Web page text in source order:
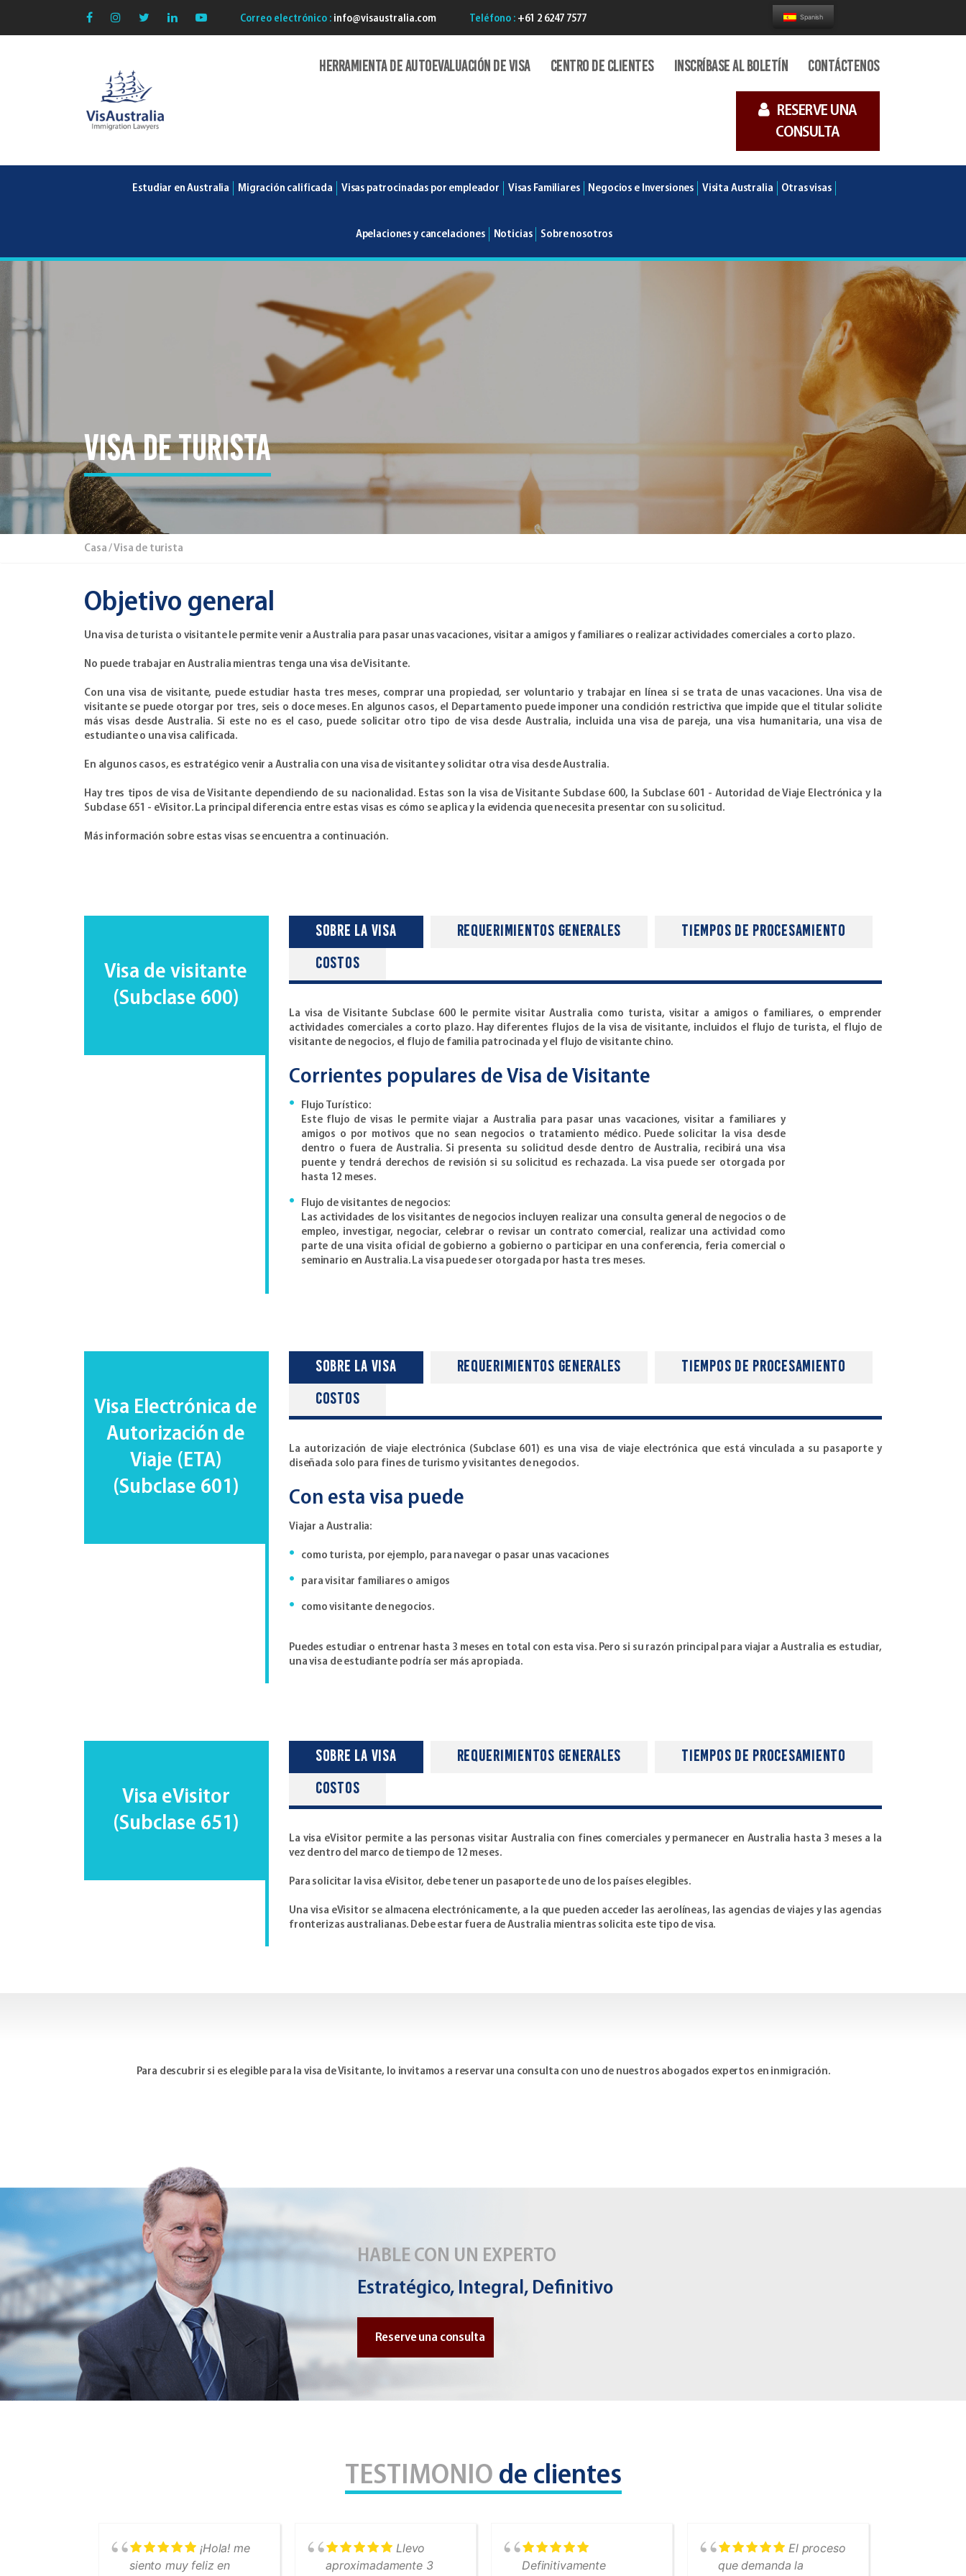
Correo electrónico :info@visaustralia.com Teléfono :+61 2 6247 7577
Herramienta de autoevaluación de Visa Centro de clientes Inscríbase al boletín Contáctenos
RESERVE UNA
CONSULTA
Estudiar en Australia Migración calificada Visas patrocinadas por empleador Visas Familiares Negocios e Inversiones Visita Australia Otras visas
Apelaciones y cancelaciones Noticias Sobre nosotros
Visa de turista
Casa/ Visa de turista
Objetivo general
Una visa de turista o visitante le permite venir a Australia para pasar unas vacaciones, visitar a amigos y familiares o realizar actividades comerciales a corto plazo.
No puede trabajar en Australia mientras tenga una visa de Visitante.
Con una visa de visitante, puede estudiar hasta tres meses, comprar una propiedad, ser voluntario y trabajar en línea si se trata de unas vacaciones. Una visa de
visitante se puede otorgar por tres, seis o doce meses. En algunos casos, el Departamento puede imponer una condición restrictiva que impide que el titular solicite
más visas desde Australia. Si este no es el caso, puede solicitar otro tipo de visa desde Australia, incluida una visa de pareja, una visa humanitaria, una visa de
estudiante o una visa calificada.
En algunos casos, es estratégico venir a Australia con una visa de visitante y solicitar otra visa desde Australia.
Hay tres tipos de visa de Visitante dependiendo de su nacionalidad. Estas son la visa de Visitante Subclase 600, la Subclase 601 - Autoridad de Viaje Electrónica y la
Subclase 651 - eVisitor. La principal diferencia entre estas visas es cómo se aplica y la evidencia que necesita presentar con su solicitud.
Más información sobre estas visas se encuentra a continuación.
Visa de visitante
(Subclase 600)
Sobre la Visa requerimientos generales
tiempos de procesamiento
costos
La visa de Visitante Subclase 600 le permite visitar Australia como turista, visitar a amigos o familiares, o emprender
actividades comerciales a corto plazo. Hay diferentes flujos de la visa de visitante, incluidos el flujo de turista, el flujo de
visitante de negocios, el flujo de familia patrocinada y el flujo de visitante chino.
Corrientes populares de Visa de Visitante
Flujo Turístico:
Este flujo de visas le permite viajar a Australia para pasar unas vacaciones, visitar a familiares y
amigos o por motivos que no sean negocios o tratamiento médico. Puede solicitar la visa desde
dentro o fuera de Australia. Si presenta su solicitud desde dentro de Australia, recibirá una visa
puente y tendrá derechos de revisión si su solicitud es rechazada. La visa puede ser otorgada por
hasta 12 meses.
Flujo de visitantes de negocios:
Las actividades de los visitantes de negocios incluyen realizar una consulta general de negocios o de
empleo, investigar, negociar, celebrar o revisar un contrato comercial, realizar una actividad como
parte de una visita oficial de gobierno a gobierno o participar en una conferencia, feria comercial o
seminario en Australia. La visa puede ser otorgada por hasta tres meses.
Visa Electrónica de
Autorización de
Viaje (ETA)
(Subclase 601)
Sobre la Visa requerimientos generales
tiempos de procesamiento
costos
La autorización de viaje electrónica (Subclase 601) es una visa de viaje electrónica que está vinculada a su pasaporte y
diseñada solo para fines de turismo y visitantes de negocios.
Con esta visa puede
Viajar a Australia:
como turista, por ejemplo, para navegar o pasar unas vacaciones
para visitar familiares o amigos
como visitante de negocios.
Puedes estudiar o entrenar hasta 3 meses en total con esta visa. Pero si su razón principal para viajar a Australia es estudiar,
una visa de estudiante podría ser más apropiada.
Visa eVisitor
(Subclase 651)
Sobre la Visa requerimientos generales
tiempos de procesamiento
costos
La visa eVisitor permite a las personas visitar Australia con fines comerciales y permanecer en Australia hasta 3 meses a la
vez dentro del marco de tiempo de 12 meses.
Para solicitar la visa eVisitor, debe tener un pasaporte de uno de los países elegibles.
Una visa eVisitor se almacena electrónicamente, a la que pueden acceder las aerolíneas, las agencias de viajes y las agencias
fronterizas australianas. Debe estar fuera de Australia mientras solicita este tipo de visa.
Para descubrir si es elegible para la visa de Visitante, lo invitamos a reservar una consulta con uno de nuestros abogados expertos en inmigración.
HABLE CON UN EXPERTO
Estratégico, Integral, Definitivo
Reserve una consulta
TESTIMONIO de clientes
¡Hola! me
siento muy feliz en
Llevo
aproximadamente 3
Definitivamente
El proceso
que demanda la
Spanish